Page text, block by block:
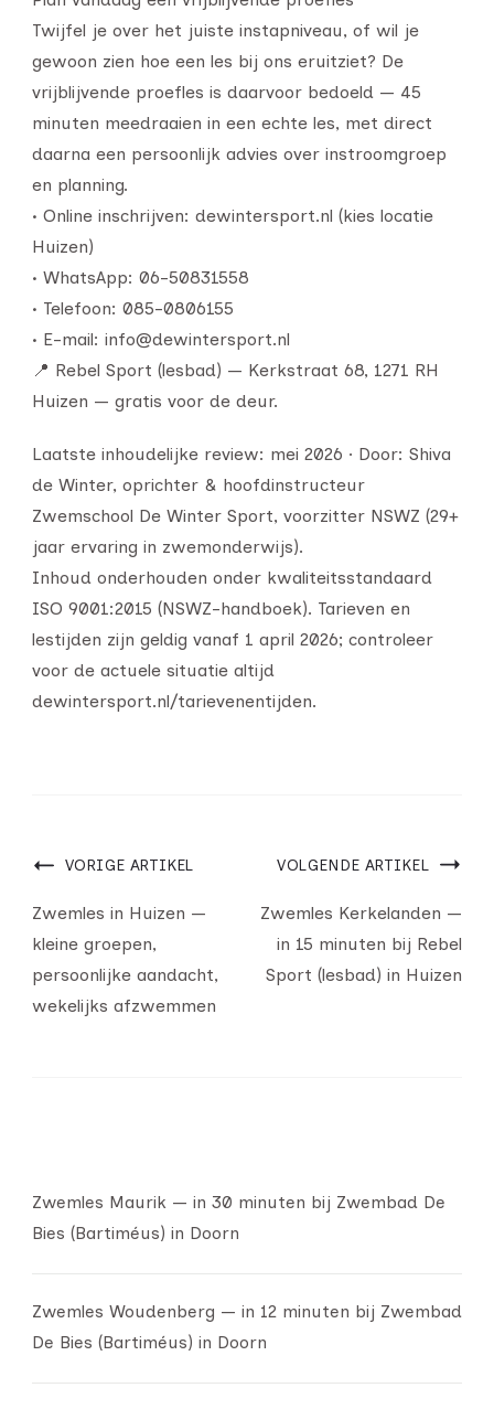
Twijfel je over het juiste instapniveau, of wil je
gewoon zien hoe een les bij ons eruitziet? De
vrijblijvende proefles is daarvoor bedoeld — 45
minuten meedraaien in een echte les, met direct
daarna een persoonlijk advies over instroomgroep
en planning.
• Online inschrijven: dewintersport.nl (kies locatie
Huizen)
• WhatsApp: 06-50831558
• Telefoon: 085-0806155
• E-mail: info@dewintersport.nl
📍 Rebel Sport (lesbad) — Kerkstraat 68, 1271 RH
Huizen — gratis voor de deur.
Laatste inhoudelijke review: mei 2026 · Door: Shiva
de Winter, oprichter & hoofdinstructeur
Zwemschool De Winter Sport, voorzitter NSWZ (29+
jaar ervaring in zwemonderwijs).
Inhoud onderhouden onder kwaliteitsstandaard
ISO 9001:2015 (NSWZ-handboek). Tarieven en
lestijden zijn geldig vanaf 1 april 2026; controleer
voor de actuele situatie altijd
dewintersport.nl/tarievenentijden.
VORIGE ARTIKEL
Zwemles in Huizen —
kleine groepen,
persoonlijke aandacht,
wekelijks afzwemmen
VOLGENDE ARTIKEL
Zwemles Kerkelanden —
in 15 minuten bij Rebel
Sport (lesbad) in Huizen
Zwemles Maurik — in 30 minuten bij Zwembad De
Bies (Bartiméus) in Doorn
Zwemles Woudenberg — in 12 minuten bij Zwembad
De Bies (Bartiméus) in Doorn